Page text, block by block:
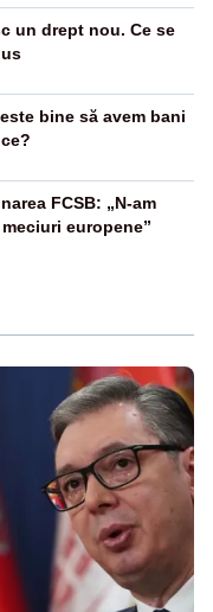
un drept nou. Ce se
bine să avem bani
FCSB: „N-am
europene”